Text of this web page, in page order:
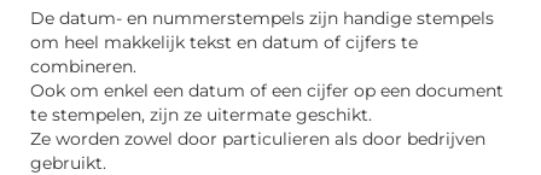
De datum- en nummerstempels zijn handige stempels
om heel makkelijk tekst en datum of cijfers te
combineren.
Ook om enkel een datum of een cijfer op een document
te stempelen, zijn ze uitermate geschikt.
Ze worden zowel door particulieren als door bedrijven
gebruikt.